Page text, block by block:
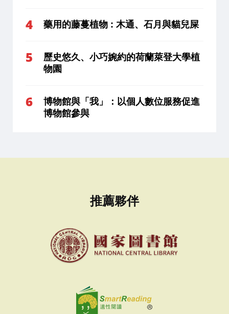
藥用的藤蔓植物 : 木通、石月與貓兒屎
歷史悠久、小巧婉約的荷蘭萊登大學植
物園
博物館與「我」：以個人數位服務促進
博物館參與
推薦夥伴